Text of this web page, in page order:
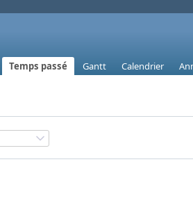
Temps passé Gantt Calendrier